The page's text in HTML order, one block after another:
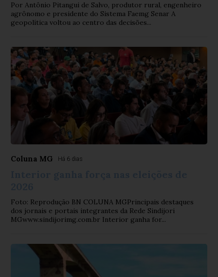
Por Antônio Pitangui de Salvo, produtor rural, engenheiro
agrônomo e presidente do Sistema Faemg Senar A
geopolítica voltou ao centro das decisões...
Coluna MG Há 6 dias
Foto: Reprodução BN COLUNA MGPrincipais destaques
dos jornais e portais integrantes da Rede Sindijori
MGwww.sindijorimg.com.br Interior ganha for...